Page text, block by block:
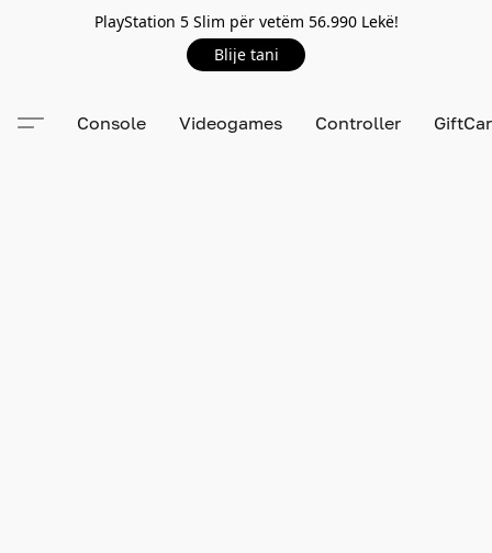
PlayStation 5 Slim për vetëm 56.990 Lekë!
Blije tani
Console Videogames Controller